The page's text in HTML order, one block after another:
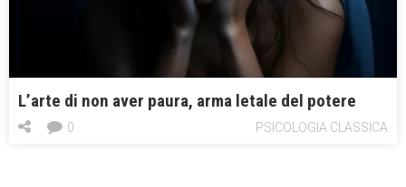
L’arte di non aver paura, arma letale del potere
PSICOLOGIA CLASSICA
0